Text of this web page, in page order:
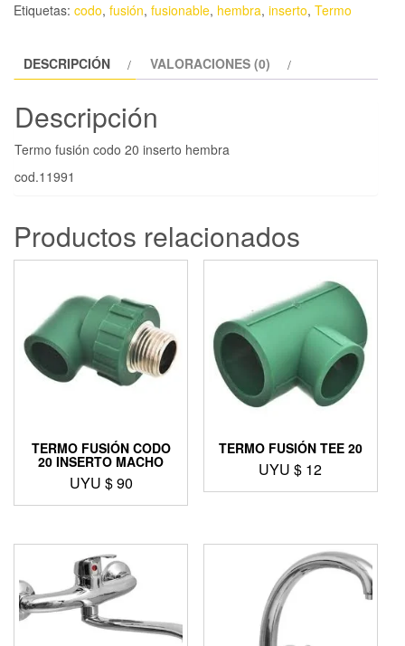
Etiquetas: codo, fusión, fusionable, hembra, inserto, Termo
DESCRIPCIÓN VALORACIONES (0)
Descripción
Termo fusión codo 20 inserto hembra
cod.11991
Productos relacionados
TERMO FUSIÓN CODO
20 INSERTO MACHO
UYU $90
TERMO FUSIÓN TEE 20
UYU $ 12